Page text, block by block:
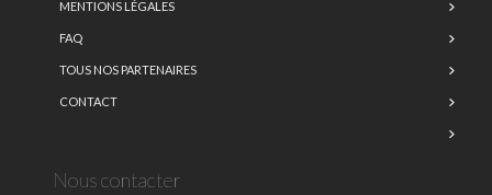
MENTIONS LÉGALES
FAQ
TOUS NOS PARTENAIRES
CONTACT
Nous contacter